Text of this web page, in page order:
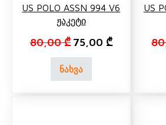
US POLO ASSN 994 V6
Ჟაკეტი
80,00₾ Original price was:
75,00 ₾Current
ნახვა
US